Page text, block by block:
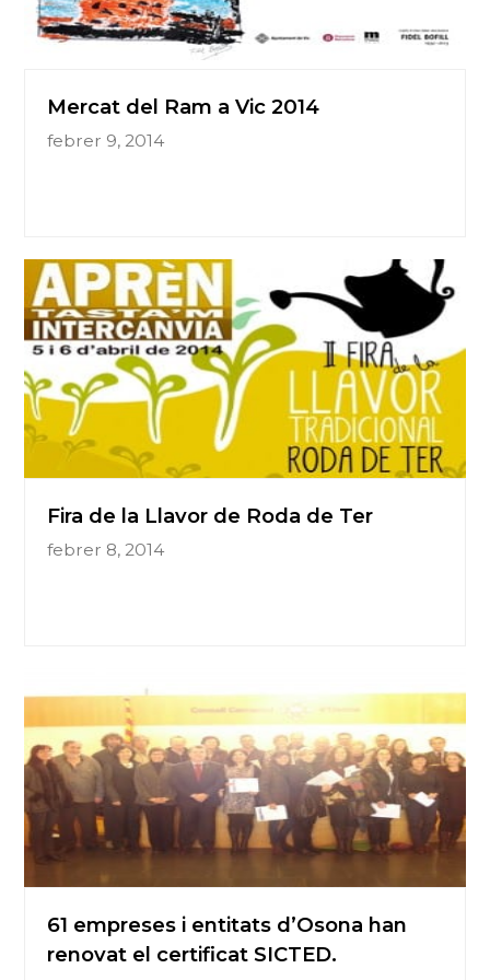
Mercat del Ram a Vic 2014
febrer 9, 2014
Fira de la Llavor de Roda de Ter
febrer 8, 2014
61 empreses i entitats d’Osona han
renovat el certificat SICTED.